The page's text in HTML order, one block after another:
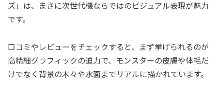
ズ」は、まさに次世代機ならではのビジュアル表現が魅力
です。
口コミやレビューをチェックすると、まず挙げられるのが
高精細グラフィックの迫力で、モンスターの皮膚や体毛だ
けでなく背景の木々や水面までリアルに描かれています。